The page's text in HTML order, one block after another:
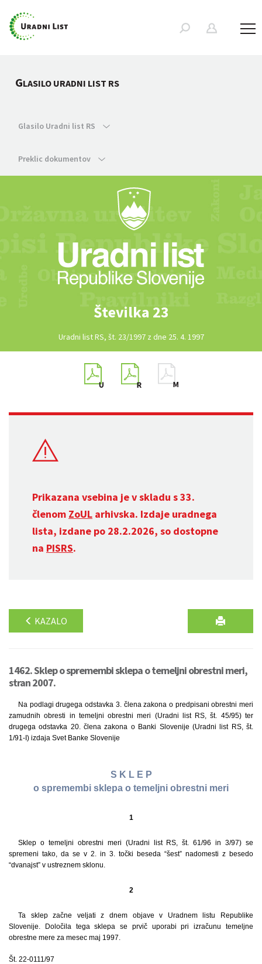
GLASILO URADNI LIST RS
Glasilo Uradni list RS
Preklic dokumentov
Številka 23
Uradni list RS, št. 23/1997 z dne 25. 4. 1997
Prikazana vsebina je v skladu s 33.
členom ZoUL arhivska. Izdaje uradnega
lista, izdane po 28.2.2026, so dostopne
na PISRS.
KAZALO
1462. Sklep o spremembi sklepa o temeljni obrestni meri,
stran 2007.
Na podlagi drugega odstavka 3. člena zakona o predpisani obrestni meri
zamudnih obresti in temeljni obrestni meri (Uradni list RS, št. 45/95) ter
drugega odstavka 20. člena zakona o Banki Slovenije (Uradni list RS, št.
1/91-I) izdaja Svet Banke Slovenije
S K L E P
o spremembi sklepa o temeljni obrestni meri
1
Sklep o temeljni obrestni meri (Uradni list RS, št. 61/96 in 3/97) se
spremeni tako, da se v 2. in 3. točki beseda “šest” nadomesti z besedo
“dvanajst” v ustreznem sklonu.
2
Ta sklep začne veljati z dnem objave v Uradnem listu Republike
Slovenije. Določila tega sklepa se prvič uporabi pri izračunu temeljne
obrestne mere za mesec maj 1997.
Št. 22-0111/97